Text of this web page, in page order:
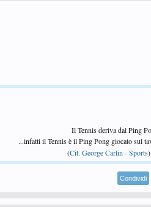
Il Tennis deriva dal Ping
...infatti il Tennis è il Ping Pong giocato sul
(Cit. George Carlin - Sports)
Condividi